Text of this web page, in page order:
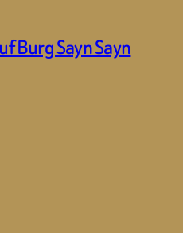
Burg Sayn Sayn